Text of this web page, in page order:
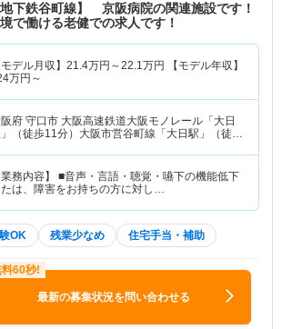
地下鉄谷町線】 京阪病院の関連施設です！
で働ける老健での求人です！
モデル月収】 21.4万円～22.1万円
【モデル年収】
万円～
府 守口市 大阪高速鉄道大阪モノレール「大日
（徒歩11分）大阪市営谷町線「大日駅」（徒歩
業務内容】 ■音声・言語・聴覚・嚥下の機能低下
たは、障害をお持ちの方に対し…
OK 残業少なめ 住宅手当・補助
最新の募集状況を問い合わせる